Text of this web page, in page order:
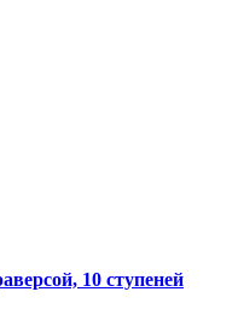
10 ступеней